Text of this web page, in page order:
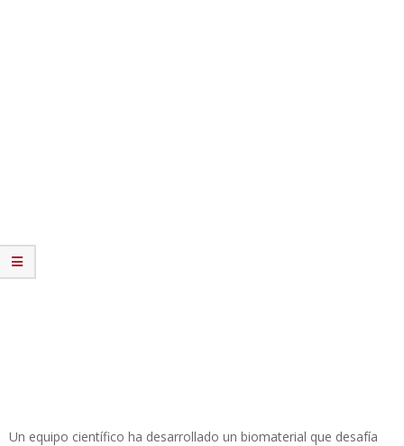
Un equipo científico ha desarrollado un biomaterial que desafía